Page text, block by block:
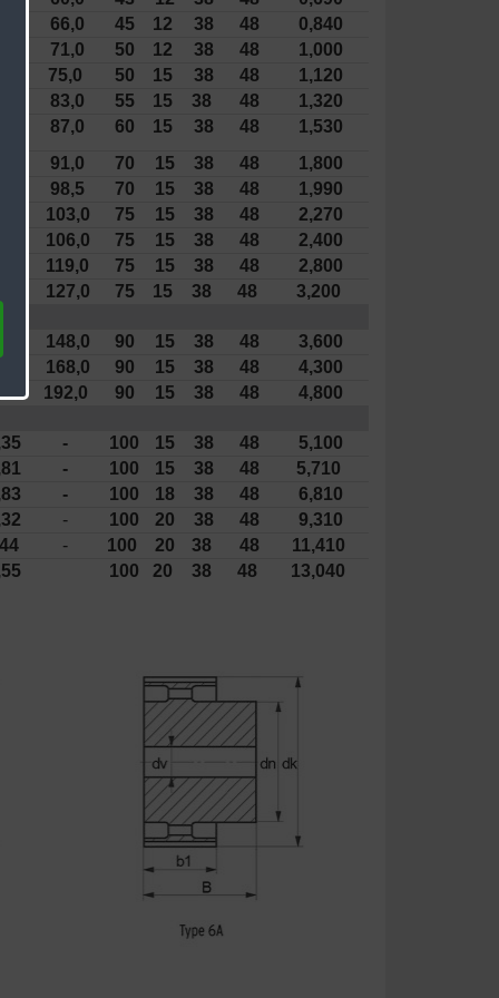
66,0 45 12 38 48
0,840
71,0 50 12 38 48
1,000
75,0 50 15 38 48
1,120
83,0 55 15 38 48
1,320
87,0 60 15 38 48
1,530
91,0 70 15 38 48
1,800
98,5 70 15 38 48
1,990
103,0 75 15 38 48
2,270
106,0 75 15 38 48
2,400
119,0 75 15 38 48
2,800
127,0 75 15 38 48 3,200
148,0 90 15 38 48
3,600
168,0 90 15 38 48
4,300
192,0 90 15 38 48 4,800
- 100 15 38 48
5,100
- 100 15 38 48
5,710
- 100 18 38 48
6,810
- 100 20 38 48
9,310
- 100 20 38 48
11,410
100 20 38 48 13,040